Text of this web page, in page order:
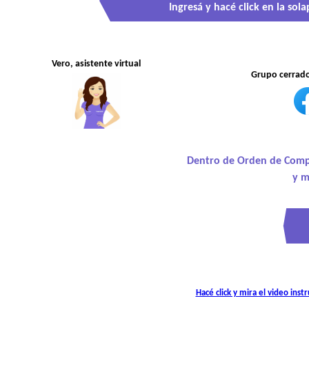
Ingresá y hacé click en la
Vero, asistente virtual
Grupo
Dentro de Orden de
y
Hacé click y mira el video